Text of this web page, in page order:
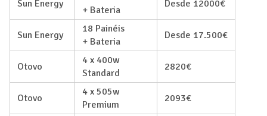
Sun Energy
+ Bateria
Desde 12000€
Sun Energy
18 Painéis
+ Bateria
Desde 17.500€
Otovo
4 x 400w
Standard
2820€
Otovo
4 x 505w
Premium
2093€